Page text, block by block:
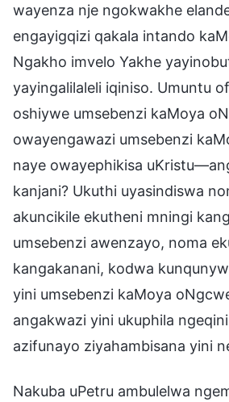
wayenza nje ngokwakhe
engayigqizi qakala intando
Ngakho imvelo Yakhe
yayingalilaleli iqiniso. Umuntu
oshiywe umsebenzi kaMoya
owayengawazi umsebenzi
naye owayephikisa
kanjani? Ukuthi uyasindiswa
akuncikile ekutheni mningi
umsebenzi awenzayo, noma
kangakanani, kodwa
yini umsebenzi kaMoya
angakwazi yini ukuphila
azifunayo ziyahambisana yini
Nakuba uPetru ambulelwa